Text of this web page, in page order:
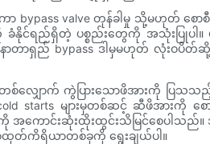
valve တုန်ခါမှု သို့မဟုတ် စောစီး
ရည်ရှိတဲ့ ပစ္စည်းတွေကို အသုံးပြုပါ။ ဖိ
ည် bypass ဒါမှမဟုတ် လုံးဝပိတ်ဆို့ခြ
ျှောက် ကွဲပြားသောဖိအားကို ပြသသည့်
starts များမှတစ်ဆင့် ဆီဖိအားကို စ
ောင်းဆုံးထိုးထွင်းသိမြင်စေပါသည်။
ထုတ်ကိရိယာတစ်ခုကို ရွေးချယ်ပါ။